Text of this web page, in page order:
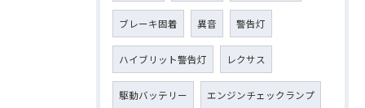
ブレーキ固着 異音 警告灯
ハイブリット警告灯 レクサス
駆動バッテリー エンジンチェックランプ